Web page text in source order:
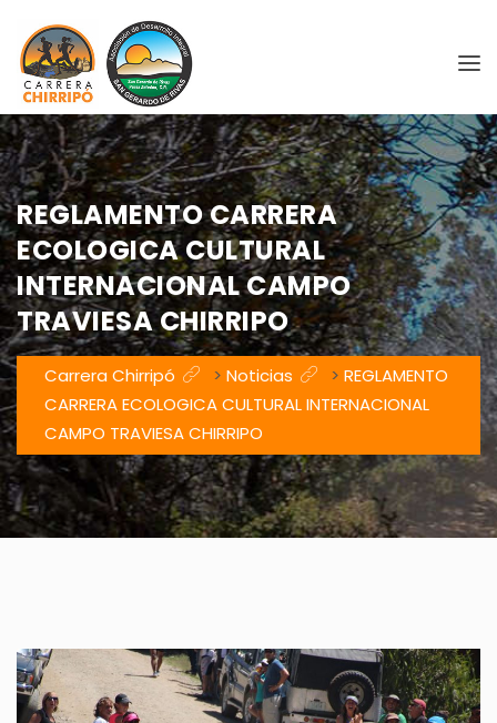
REGLAMENTO CARRERA
ECOLOGICA CULTURAL
INTERNACIONAL CAMPO
TRAVIESA CHIRRIPO
Carrera Chirripó > Noticias > REGLAMENTO
CARRERA ECOLOGICA CULTURAL INTERNACIONAL
CAMPO TRAVIESA CHIRRIPO